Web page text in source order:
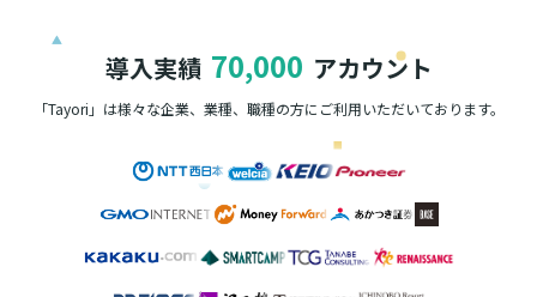
導入実績 70,000 アカウント
「Tayori」は様々な企業、業種、職種の方に ご利用いただいております。